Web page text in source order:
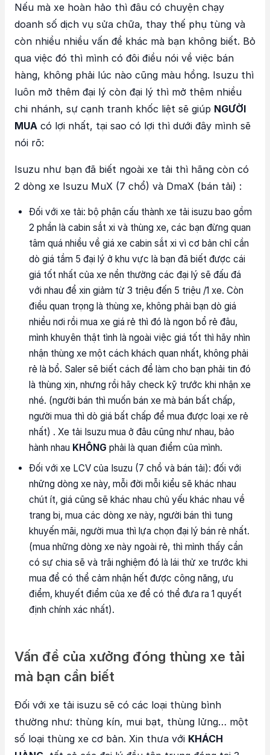
Nếu mà xe hoàn hảo thì đâu có chuyện chạy
doanh số dịch vụ sửa chữa, thay thế phụ tùng và
còn nhiều nhiều vấn đề khác mà bạn không biết. Bỏ
qua việc đó thì mình có đôi điều nói về việc bán
hàng, không phải lúc nào cũng màu hồng. Isuzu thì
luôn mở thêm đại lý còn đại lý thì mở thêm nhiều
chi nhánh, sự cạnh tranh khốc liệt sẽ giúp NGƯỜI
MUA có lợi nhất, tại sao có lợi thì dưới đây mình sẽ
nói rõ:
Isuzu như bạn đã biết ngoài xe tải thì hãng còn có
2 dòng xe Isuzu MuX (7 chổ) và DmaX (bán tải) :
Đối với xe tải: bộ phận cấu thành xe tải isuzu bao gồm
2 phần là cabin sắt xi và thùng xe, các bạn đừng quan
tâm quá nhiều về giá xe cabin sắt xi vì cơ bản chỉ cần
dò giá tầm 5 đại lý ở khu vực là bạn đã biết được cái
giá tốt nhất của xe nền thường các đại lý sẽ đấu đá
với nhau để xin giảm từ 3 triệu đến 5 triệu /1 xe. Còn
điều quan trọng là thùng xe, không phải bạn dò giá
nhiều nơi rồi mua xe giá rẻ thì đó là ngon bổ rẻ đâu,
mình khuyên thật tình là ngoài việc giá tốt thì hãy nhìn
nhận thùng xe một cách khách quan nhất, không phải
rẻ là bổ. Saler sẽ biết cách để làm cho bạn phải tin đó
là thùng xịn, nhưng rồi hãy check kỹ trước khi nhận xe
nhé. (người bán thì muốn bán xe mà bán bất chấp,
người mua thì dò giá bất chấp để mua được loại xe rẻ
nhất) . Xe tải Isuzu mua ở đâu cũng như nhau, bảo
hành nhau KHÔNG phải là quan điểm của mình.
Đối với xe LCV của Isuzu (7 chổ và bán tải): đối với
những dòng xe này, mỗi đời mỗi kiểu sẽ khác nhau
chút ít, giá cũng sẽ khác nhau chủ yếu khác nhau về
trang bị, mua các dòng xe này, người bán thì tung
khuyến mãi, người mua thì lựa chọn đại lý bán rẻ nhất.
(mua những dòng xe này ngoài rẻ, thì mình thấy cần
có sự chia sẽ và trãi nghiệm đó là lái thử xe trước khi
mua để có thể cảm nhận hết được công năng, ưu
điểm, khuyết điểm của xe để có thể đưa ra 1 quyết
định chính xác nhất).
Vấn đề của xưởng đóng thùng xe tải
mà bạn cần biết
Đối với xe tải isuzu sẽ có các loại thùng bình
thường như: thùng kín, mui bạt, thùng lửng… một
số loại thùng xe cơ bản. Xin thưa với KHÁCH